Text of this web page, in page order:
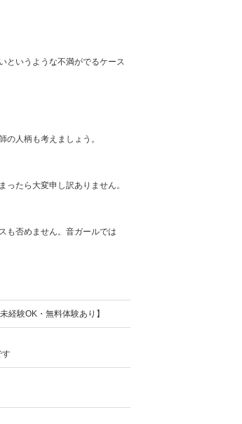
というような不満がでるケース
人柄も考えましょう。
たら大変申し訳ありません。
も否めません。音ガールでは
経験OK・無料体験あり】
す